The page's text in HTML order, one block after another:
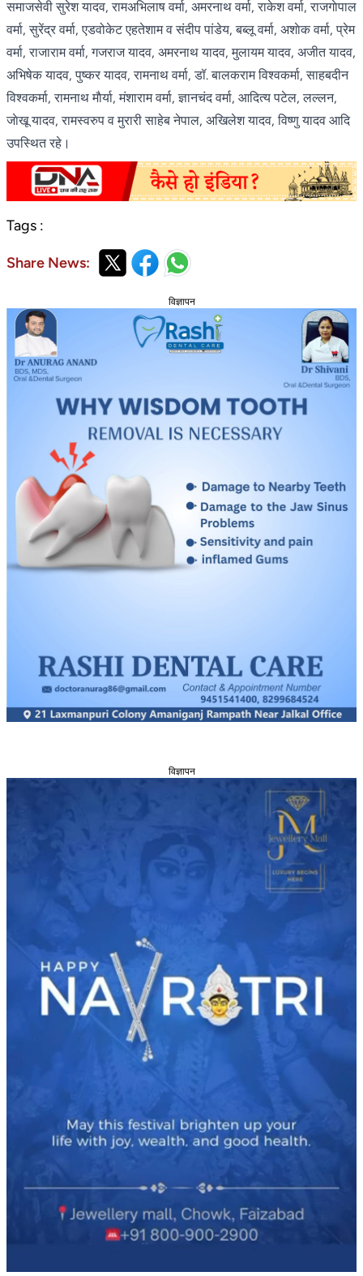
समाजसेवी सुरेश यादव, रामअभिलाष वर्मा, अमरनाथ वर्मा, राकेश वर्मा, राजगाेपाल
वर्मा, सुरेंद्र वर्मा, एडवोकेट एहतेशाम व संदीप पांडेय, बब्लू वर्मा, अशाेक वर्मा, प्रेम
वर्मा, राजाराम वर्मा, गजराज यादव, अमरनाथ यादव, मुलायम यादव, अजीत यादव,
अभिषेक यादव, पुष्कर यादव, रामनाथ वर्मा, डॉ. बालकराम विश्वकर्मा, साहबदीन
विश्वकर्मा, रामनाथ माैर्या, मंशाराम वर्मा, ज्ञानचंद वर्मा, आदित्य पटेल, लल्लन,
जाेखू यादव, रामस्वरुप व मुरारी साहेब नेपाल, अखिलेश यादव, विष्णु यादव आदि
उपस्थित रहे।
Tags :
Share News:
विज्ञापन
विज्ञापन